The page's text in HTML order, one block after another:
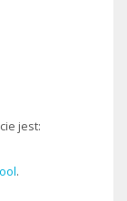
jest:
.